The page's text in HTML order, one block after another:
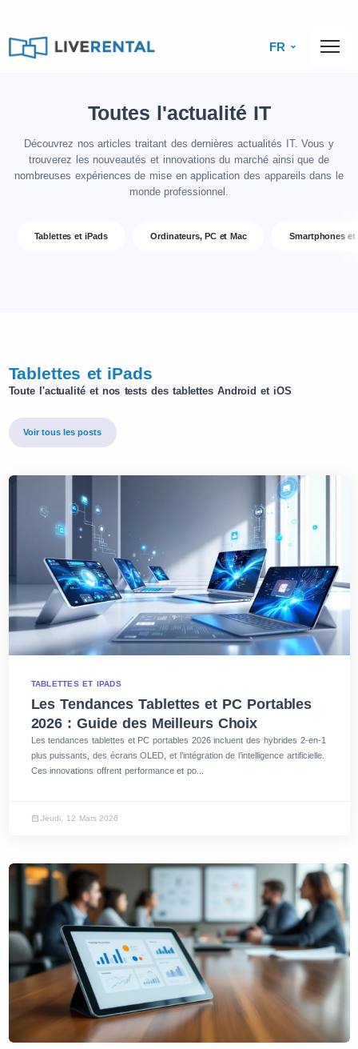
FR
Toutes l'actualité IT
Découvrez nos articles traitant des dernières actualités IT. Vous y
trouverez les nouveautés et innovations du marché ainsi que de
nombreuses expériences de mise en application des appareils dans le
monde professionnel.
Tablettes et iPads Ordinateurs, PC et Mac Smartphones et
Tablettes et iPads
Toute l'actualité et nos tests des tablettes Android et iOS
Voir tous les posts
TABLETTES ET IPADS
Les Tendances Tablettes et PC Portables
2026 : Guide des Meilleurs Choix
Les tendances tablettes et PC portables 2026 incluent des hybrides 2-en-1
plus puissants, des écrans OLED, et l’intégration de l’intelligence artificielle.
Ces innovations offrent performance et po...
Jeudi, 12 Mars 2026